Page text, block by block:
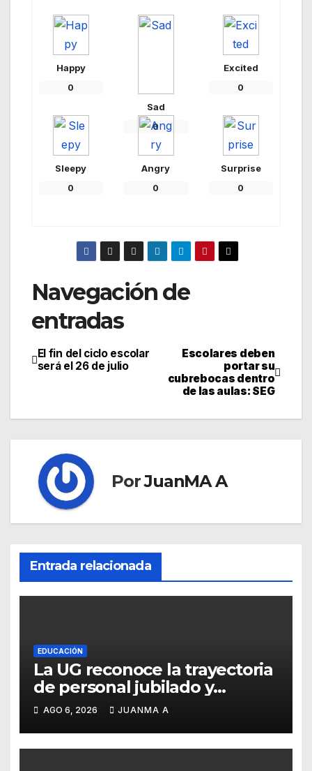
Happy
0
Sad
0
Excited
0
Sleepy
0
Angry
0
Surprise
0
Navegación de
entradas
Escolares deben
portar su
cubrebocas dentro
de las aulas: SEG
El fin del ciclo escolar
será el 26 de julio
PorJuanMA A
Entrada relacionada
EDUCACIÓN
La UG reconoce la trayectoria
de personal jubilado y
agradece su legado
AGO 6, 2026 JUANMA A